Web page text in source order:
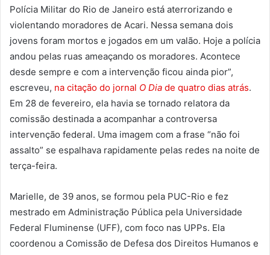
Polícia Militar do Rio de Janeiro está aterrorizando e
violentando moradores de Acari. Nessa semana dois
jovens foram mortos e jogados em um valão. Hoje a polícia
andou pelas ruas ameaçando os moradores. Acontece
desde sempre e com a intervenção ficou ainda pior”,
escreveu, na citação do jornal O Dia de quatro dias atrás.
Em 28 de fevereiro, ela havia se tornado relatora da
comissão destinada a acompanhar a controversa
intervenção federal. Uma imagem com a frase “não foi
assalto” se espalhava rapidamente pelas redes na noite de
terça-feira.
Marielle, de 39 anos, se formou pela PUC-Rio e fez
mestrado em Administração Pública pela Universidade
Federal Fluminense (UFF), com foco nas UPPs. Ela
coordenou a Comissão de Defesa dos Direitos Humanos e